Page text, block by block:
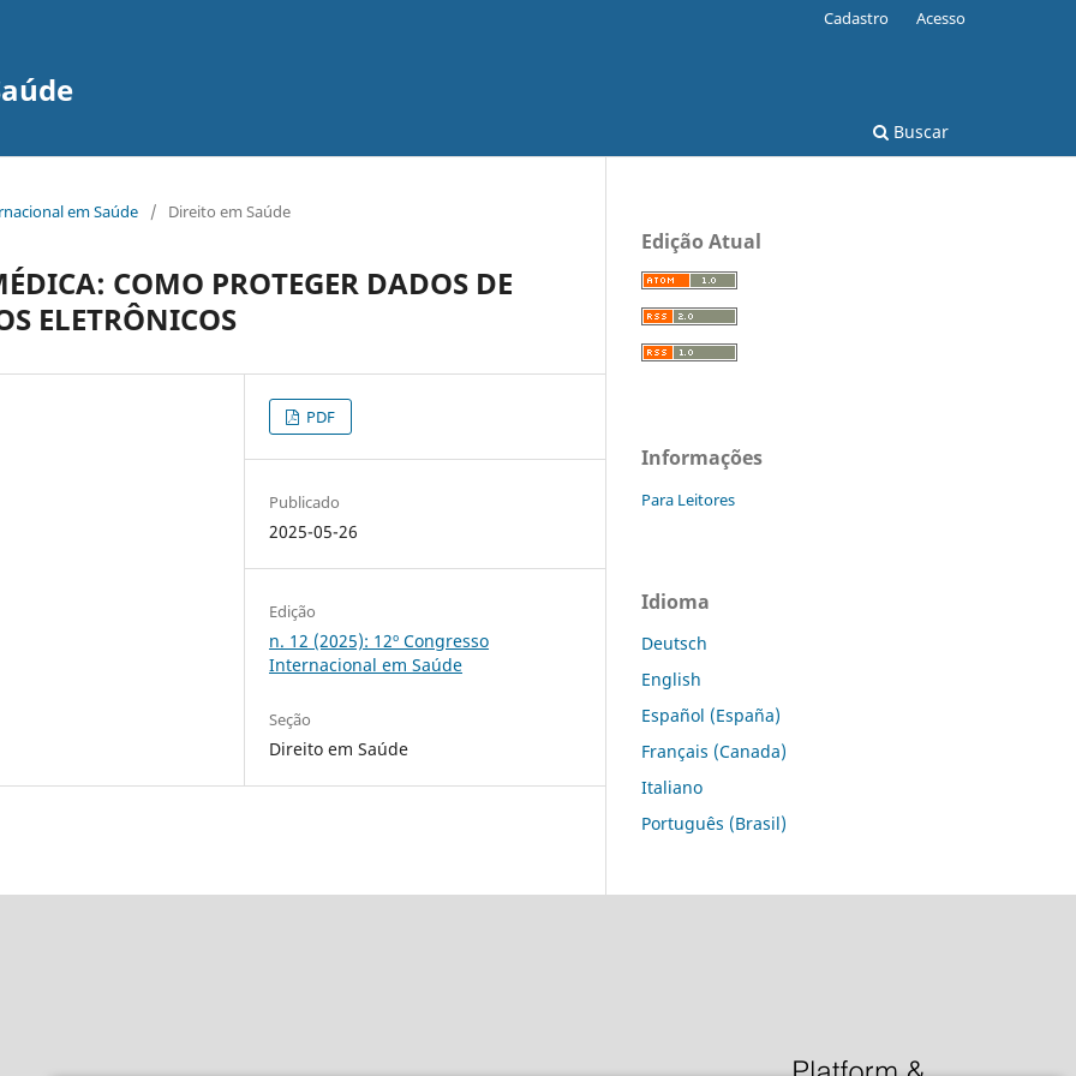
Buscar
Cadastro Acesso
em Saúde / Direito em Saúde
COMO PROTEGER DADOS DE
ELETRÔNICOS
PDF
Publicado
2025-05-26
Edição
n. 12 (2025): 12º Congresso
Internacional em Saúde
Seção
Direito em Saúde
Edição Atual
Informações
Para Leitores
Idioma
Deutsch
English
Español (España)
Français (Canada)
Italiano
Português (Brasil)